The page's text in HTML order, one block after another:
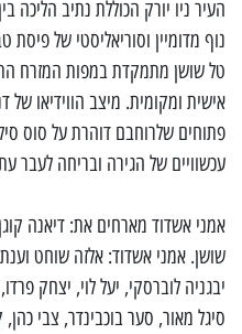
העיר ניו יורק הכוללת נתיב הליכה
נוף מדומיין וסוריאליסטי של פיסת
טל שושן מתמקדת במפות המזרח
אישית ומקומית. מיצב הווידיאו
פתוחים שלרוחבם דוהרת על סוס
עכשוויים של הגירה ובריחה לעבר
אמני אשדוד מארחים את: דיאנה
שושן. אמני אשדוד: אלזה שוחט וענת
יבגניה לוברסקי, יעל לוי, יצחק
סיגל מאור, סער בוכבינדר, צבי